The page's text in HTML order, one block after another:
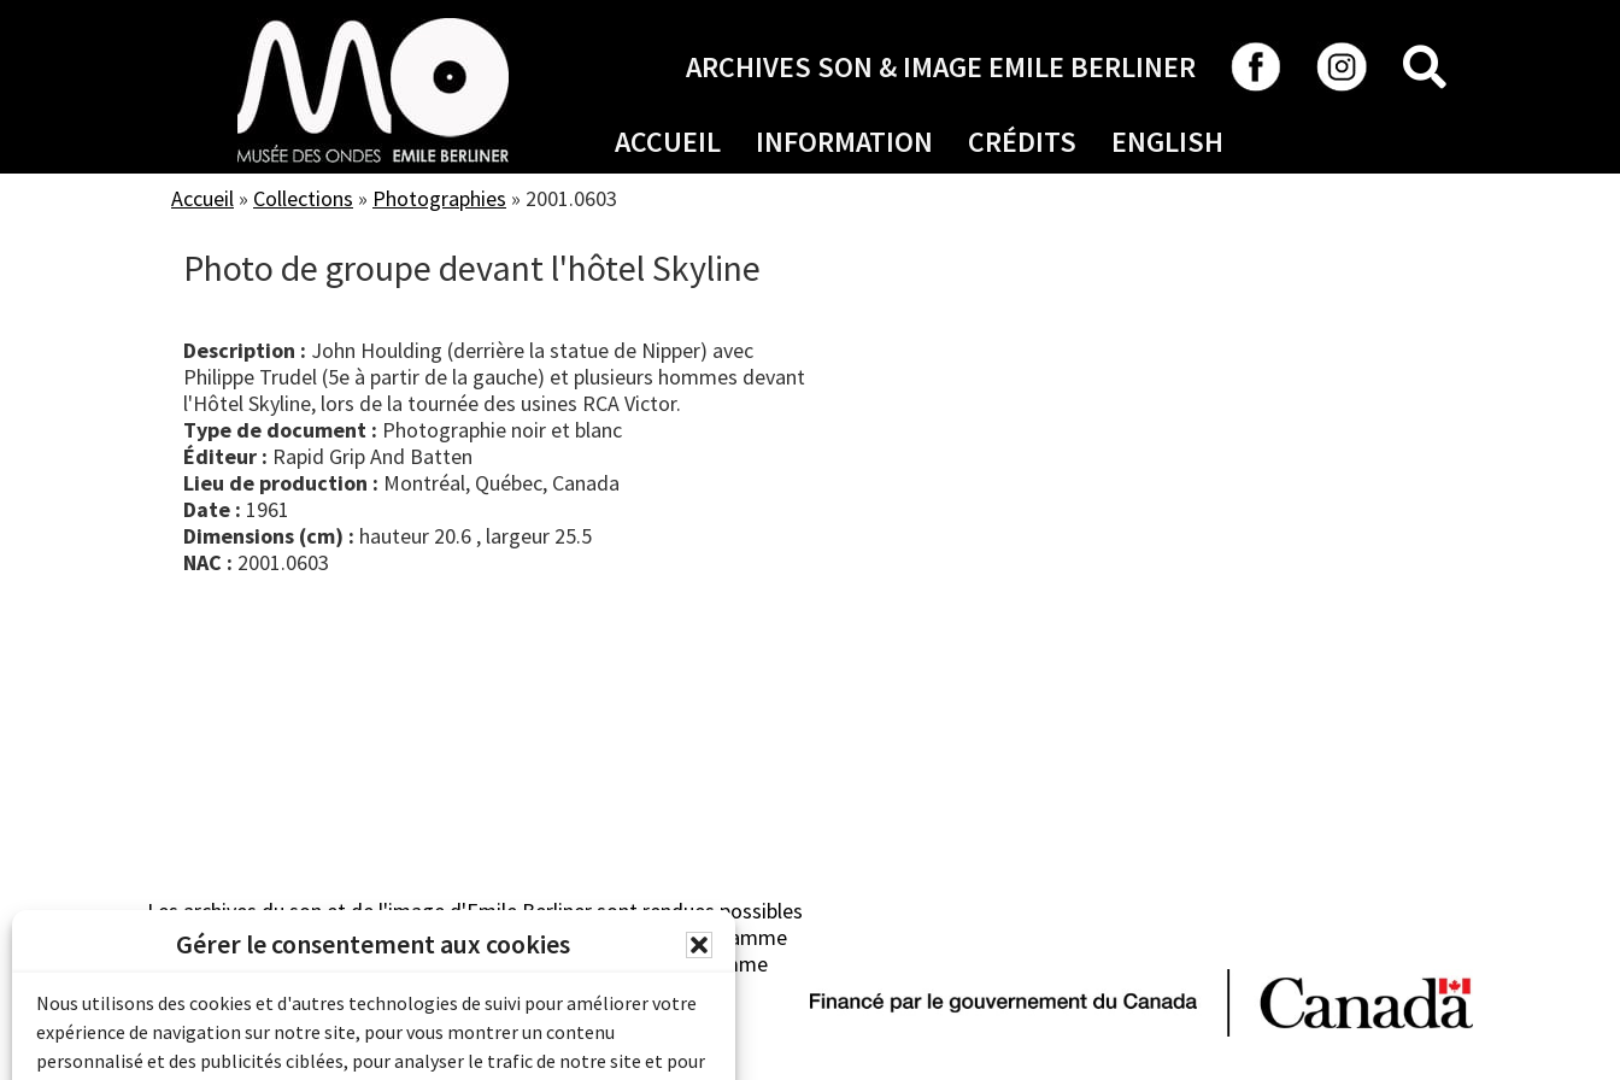
Gérer le consentement aux cookies
Nous utilisons des cookies et d'autres technologies de suivi pour améliorer votre
expérience de navigation sur notre site, pour vous montrer un contenu
personnalisé et des publicités ciblées, pour analyser le trafic de notre site et pour
ARCHIVES SON & IMAGE EMILE BERLINER
ACCUEIL INFORMATION CRÉDITS ENGLISH
Accueil » Collections » Photographies » 2001.0603
Photo de groupe devant l'hôtel Skyline
Description : John Houlding (derrière la statue de Nipper) avec
Philippe Trudel (5e à partir de la gauche) et plusieurs hommes devant
l'Hôtel Skyline, lors de la tournée des usines RCA Victor.
Type de document :
photographie noir et blanc
Éditeur : Rapid Grip And Batten
Lieu de production : Montréal, Québec, Canada
Date : 1961
Dimensions (cm) : hauteur 20.6 , largeur 25.5
NAC : 2001.0603
Les archives du son et de l'image d'Emile Berliner sont rendues possibles
grâce au financement de Bibliothèque et Archives Canada (Programme
pour les collectivités du patrimoine documentaire) et du Programme
d'aide aux musées (Accès numérique au patrimoine).